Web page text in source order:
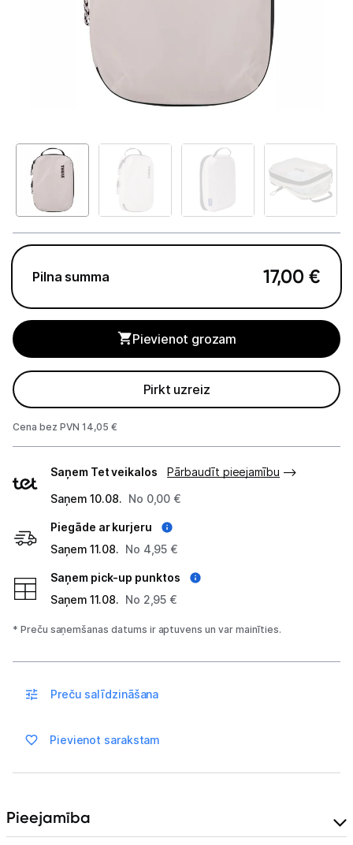
GAMING pasaule >
Portatīvie datori un piederumi
Portatīvie datori
Somas un apvalki
Lādētāji un adapteri
Dokstacijas
Portatīvie dzesētāji
Audio
Stacionārie datori un piederumi
Spēļu konsoles un piederumi
Projektori un ekrāni
Tīkla iekārtas
Biroja piederumi
Telefoni, planšetdatori
Sadzīves tehnika
Skaistumkopšana
Vēlmju saraksts
Blogs
Pilna summa 17,00 €
Pievienot grozam
Pirkt uzreiz
Cena bez PVN 14,05 €
veidi
Saņem Tet veikalos
Pārbaudīt pieejamību
Saņem 10.08. No 0,00 €
Piegāde ar kurjeru
Saņem 11.08. No 4,95 €
Saņem pick-up punktos
Saņem 11.08. No 2,95 €
* Preču saņemšanas datums ir aptuvens un var mainīties.
Preču salīdzināšana
Pievienot sarakstam
Pieejamība